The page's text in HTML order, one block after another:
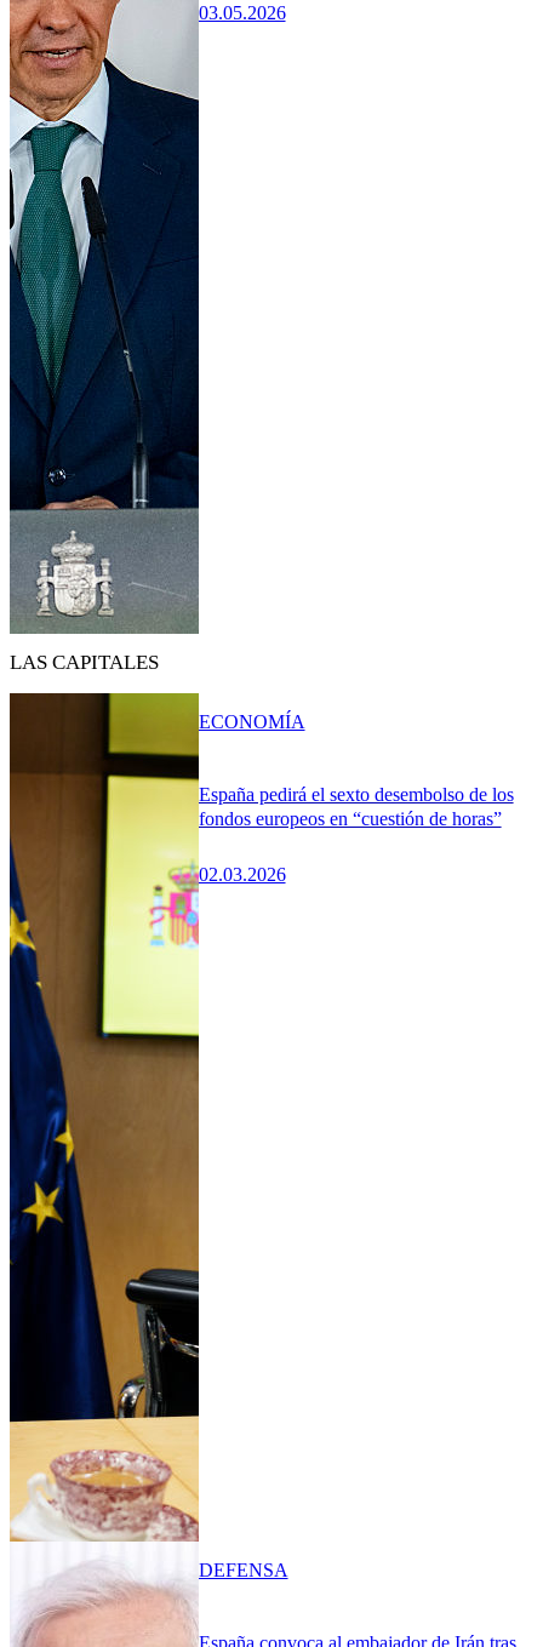
03.05.2026
LAS CAPITALES
España pedirá el sexto desembolso de los
fondos europeos en “cuestión de horas”
02.03.2026
ECONOMÍA
DEFENSA